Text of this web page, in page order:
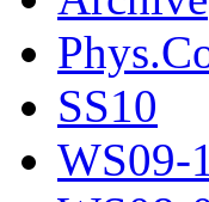
SS10
WS09-